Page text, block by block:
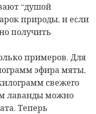
“душой
природы, и если
получить
примеров. Для
эфира мяты,
свежего
лаванды можно
Теперь